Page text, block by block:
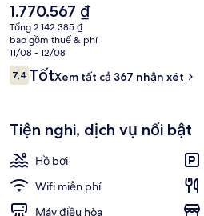
Giá
hiện
tại
là
1.770.567 ₫
1.770.567 ₫
Tổng 2.142.385 ₫
bao gồm thuế & phí
11/08 - 12/08
Nhận
xét
7,47,4 trên 10,
TốtXem tất cả 367 nhận xét
Tiện nghi, dịch vụ nổi bật
Hồ bơi
Wifi miễn phí
Máy điều hòa